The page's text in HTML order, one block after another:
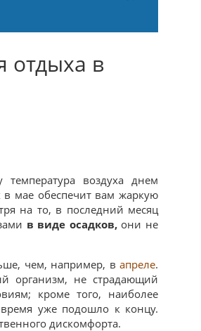
отдыха в
воздуха днем
в мае обеспечит вам жаркую
на то, в последний месяц
в виде осадков, они не
чем, например, в апреле.
организм, не страдающий
кроме того, наиболее
уже подошло к концу.
дискомфорта.